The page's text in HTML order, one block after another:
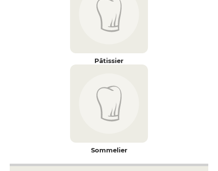
Pâtissier
Sommelier